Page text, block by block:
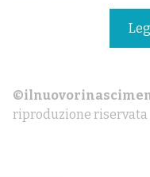
riproduzione riservata